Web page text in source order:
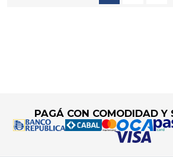
PAGÁ CON COMODIDAD Y